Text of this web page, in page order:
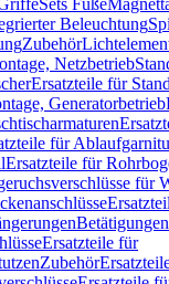
Sets Füße
Beleuchtung
Zubehör
Netzbetrieb
Ersatzteile für
Generatorbetrieb
für
Ersatzteile für
für
Betätigungen
Ersatzteile für
Zubehör